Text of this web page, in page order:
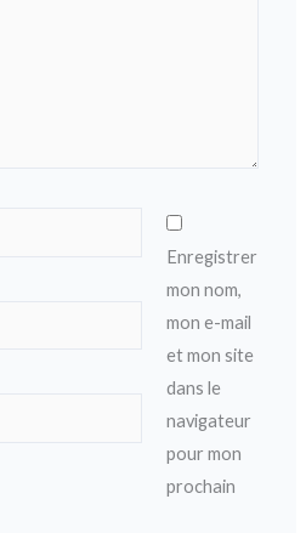
Enregistrer
mon nom,
mon e-mail
et mon site
dans le
navigateur
pour mon
prochain